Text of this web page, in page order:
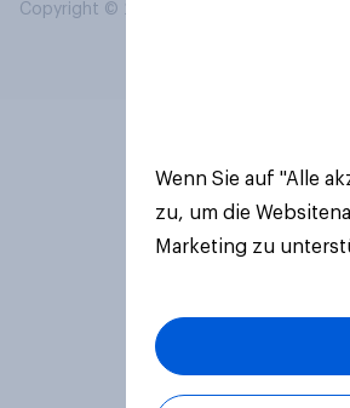
Copyright © 2026 YouGov PLC. Alle
Wenn Sie auf "Alle
zu, um die
Marketing zu